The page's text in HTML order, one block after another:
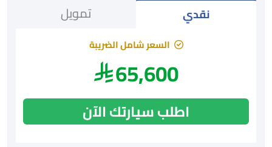
نقدي تمويل
السعر شامل الضريبة
65,600
اطلب سيارتك الآن